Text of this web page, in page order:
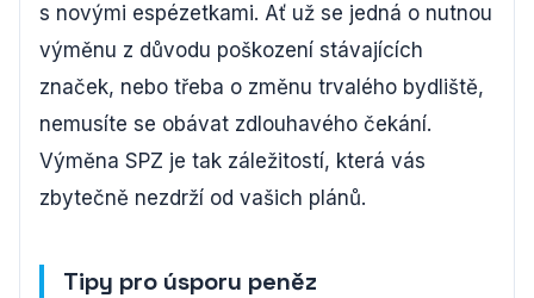
s novými espézetkami. Ať už se jedná o nutnou
výměnu z důvodu poškození stávajících
značek, nebo třeba o změnu trvalého bydliště,
nemusíte se obávat zdlouhavého čekání.
Výměna SPZ je tak záležitostí, která vás
zbytečně nezdrží od vašich plánů.
Tipy pro úsporu peněz